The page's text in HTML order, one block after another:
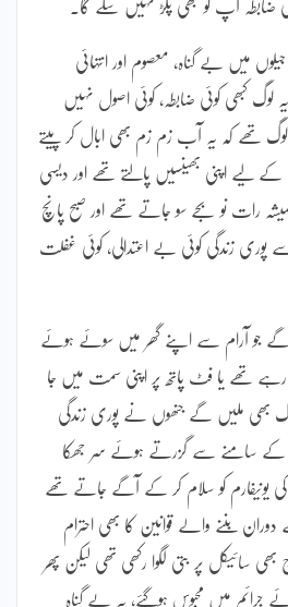
ضابطہ آپ کو کبھی پکڑ نہیں سکے گا۔
جیلوں میں بے گناہ، معصوم اور انتہائی
کبھی کوئی ضابطہ، کوئی اصول نہیں
لوگ تھے کہ یہ آب زم زم بھی ابال کر پیتے
کے لیے اپنی بھینسیں پالتے تھے اور دیسی
رات نو بجے سو جاتے تھے اور صبح پانچ
پوری زندگی کوئی بے اعتدالی، کوئی غفلت
جو آرام سے اپنے گھر میں سوئے ہوئے
رہے تھے یا فٹ پاتھ پر اپنی سمت میں جا
بھی ملیں گے جنھوں نے پوری زندگی
کے سامنے سے گزرتے ہوئے سر جھکا
کی یونیفارم کو سلام کر کے آگے جاتے تھے
بننے والے قوانین کا بھی احترام
سائیکل پر بتی لگوا رکھی تھی لیکن پھر
جرائم میں محبوس ہوگئے، یہ بے گناہ